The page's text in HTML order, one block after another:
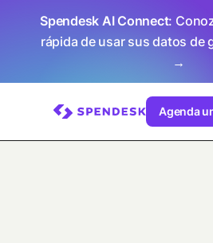
Spendesk AI Connect:
rápida de usar sus datos de
→
Agenda